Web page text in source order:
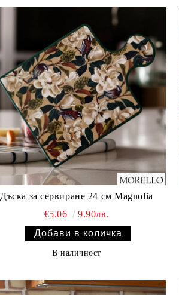
Дъска за сервиране 24 см Magnolia
€5.06
9.90лв.
В наличност